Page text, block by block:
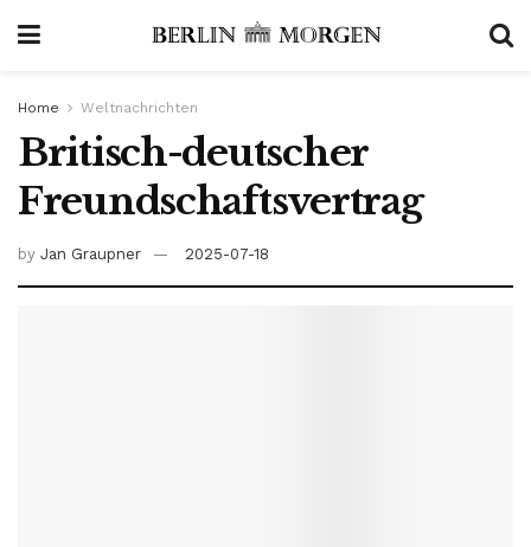
Home Weltnachrichten
Britisch-deutscher
Freundschaftsvertrag
by Jan Graupner 2025-07-18